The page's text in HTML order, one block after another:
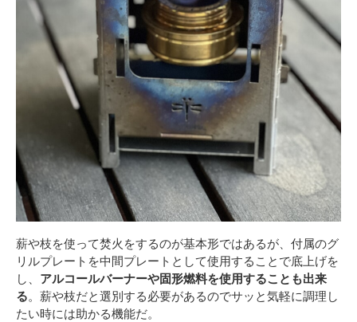
薪や枝を使って焚火をするのが基本形ではあるが、付属のグ
リルプレートを中間プレートとして使用することで底上げを
し、 アルコールバーナーや固形燃料を使用することも出来
る。薪や枝だと選別する必要があるのでサッと気軽に調理し
たい時には助かる機能だ。